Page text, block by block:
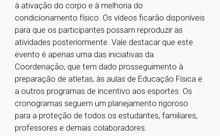
à ativação do corpo e à melhoria do
condicionamento físico. Os vídeos ficarão disponíveis
para que os participantes possam reproduzir as
atividades posteriormente. Vale destacar que este
evento é apenas uma das iniciativas da
Coordenação, que tem dado prosseguimento à
preparação de atletas, às aulas de Educação Física e
a outros programas de incentivo aos esportes. Os
cronogramas seguem um planejamento rigoroso
para a proteção de todos os estudantes, familiares,
professores e demais colaboradores.
1